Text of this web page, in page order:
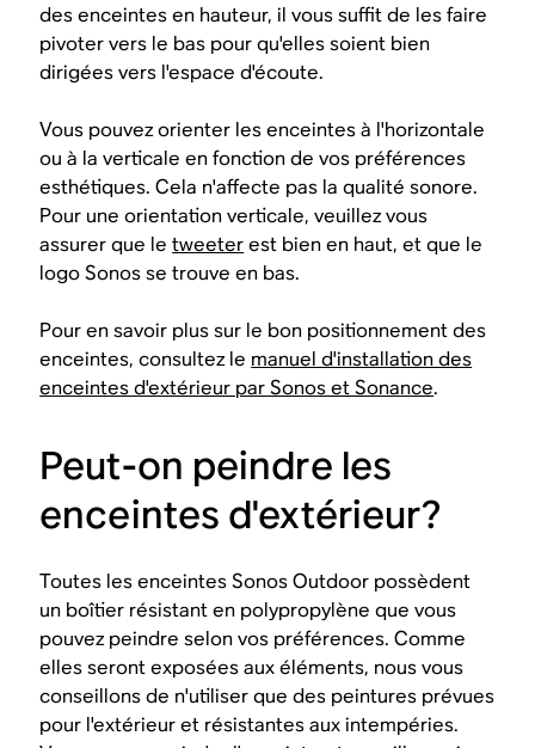
des enceintes en hauteur, il vous suffit de les faire
pivoter vers le bas pour qu'elles soient bien
dirigées vers l'espace d'écoute.
Vous pouvez orienter les enceintes à l'horizontale
ou à la verticale en fonction de vos préférences
esthétiques. Cela n'affecte pas la qualité sonore.
Pour une orientation verticale, veuillez vous
assurer que letweeterest bien en haut, et que le
logo Sonos se trouve en bas.
Pour en savoir plus sur le bon positionnement des
enceintes, consultez le manuel d'installation des
enceintes d'extérieur par Sonos et Sonance.
Peut-on peindre les
enceintes d'extérieur?
Toutes les enceintes Sonos Outdoor possèdent
un boîtier résistant en polypropylène que vous
pouvez peindre selon vos préférences. Comme
elles seront exposées aux éléments, nous vous
conseillons de n'utiliser que des peintures prévues
pour l'extérieur et résistantes aux intempéries.